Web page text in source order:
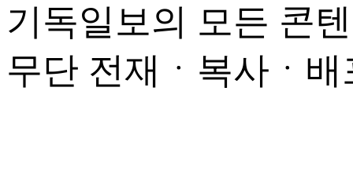
기독일보의 모든 콘
무단 전재ㆍ복사ㆍ